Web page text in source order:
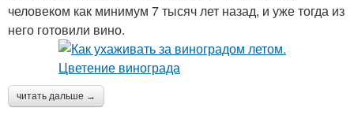
человеком как минимум 7 тысяч лет назад, и уже тогда из
него готовили вино.
читать дальше →